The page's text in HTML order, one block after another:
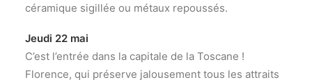
céramique sigillée ou métaux repoussés.
Jeudi 22 mai
C’est l’entrée dans la capitale de la Toscane !
Florence, qui préserve jalousement tous les attraits